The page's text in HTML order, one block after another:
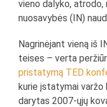
vieno dalyko,
nuosavybės (IN)
Nagrinėjant vieną iš
teises – verta
pristatymą TED
kurie įstatymai
darytas 2007-ųjų